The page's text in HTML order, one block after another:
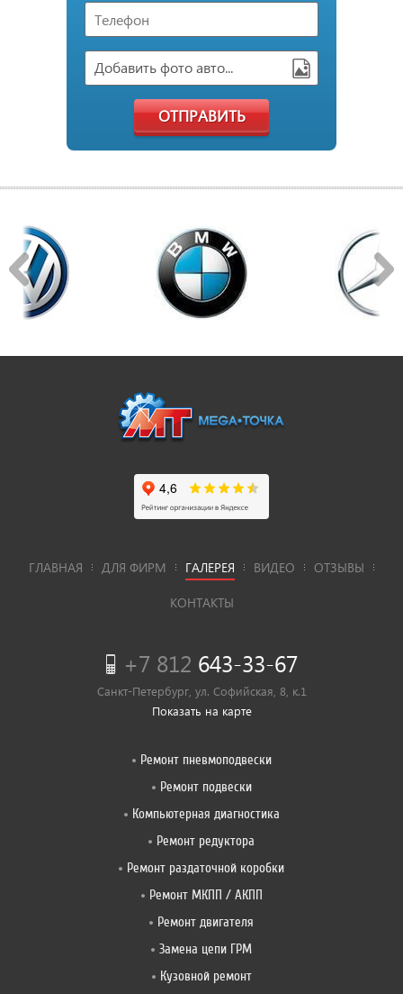
Добавить фото авто...
ОТПРАВИТЬ
ГЛАВНАЯ ДЛЯ ФИРМ ГАЛЕРЕЯ ВИДЕО ОТЗЫВЫ
КОНТАКТЫ
+7 812 643-33-67
Санкт-Петербург, ул. Софийская, 8, к.1
Показать на карте
Ремонт пневмоподвески
Ремонт подвески
Компьютерная диагностика
Ремонт редуктора
Ремонт раздаточной коробки
Ремонт МКПП / АКПП
Ремонт двигателя
Замена цепи ГРМ
Кузовной ремонт